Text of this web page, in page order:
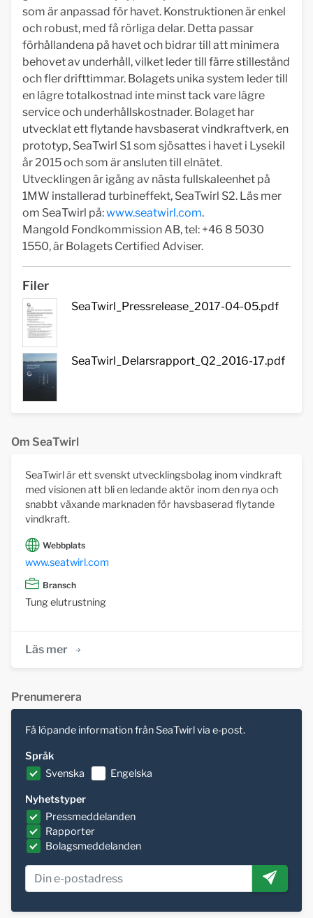
som är anpassad för havet. Konstruktionen är enkel
och robust, med få rörliga delar. Detta passar
förhållandena på havet och bidrar till att minimera
behovet av underhåll, vilket leder till färre stillestånd
och fler drifttimmar. Bolagets unika system leder till
en lägre totalkostnad inte minst tack vare lägre
service och underhållskostnader. Bolaget har
utvecklat ett flytande havsbaserat vindkraftverk, en
prototyp, SeaTwirl S1 som sjösattes i havet i Lysekil
år 2015 och som är ansluten till elnätet.
Utvecklingen är igång av nästa fullskaleenhet på
1MW installerad turbineffekt, SeaTwirl S2. Läs mer
om SeaTwirl på:www.seatwirl.com.
Mangold Fondkommission AB, tel: +46 8 5030
1550, är Bolagets Certified Adviser.
Filer
SeaTwirl_Pressrelease_2017-04-05.pdf
SeaTwirl_Delarsrapport_Q2_2016-17.pdf
Om SeaTwirl
SeaTwirl är ett svenskt utvecklingsbolag inom vindkraft
med visionen att bli en ledande aktör inom den nya och
snabbt växande marknaden för havsbaserad flytande
vindkraft.
Webbplats
www.seatwirl.com
Bransch
Tung elutrustning
Läs mer
Prenumerera
Få löpande information från SeaTwirl via e-post.
Språk
Svenska
Engelska
Nyhetstyper
Pressmeddelanden
Rapporter
Bolagsmeddelanden